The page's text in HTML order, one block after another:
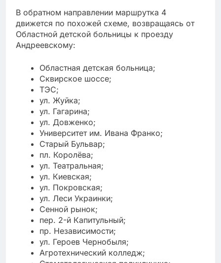
В обратном направлении маршрутка 4
движется по похожей схеме, возвращаясь от
Областной детской больницы к проезду
Андреевскому:
Областная детская больница;
Сквирское шоссе;
ТЭС;
ул. Жуйка;
ул. Гагарина;
ул. Довженко;
Университет им. Ивана Франко;
Старый Бульвар;
пл. Королёва;
ул. Театральная;
ул. Киевская;
ул. Покровская;
ул. Леси Украинки;
Сенной рынок;
пер. 2-й Капитульный;
пр. Независимости;
ул. Героев Чернобыля;
Агротехнический колледж;